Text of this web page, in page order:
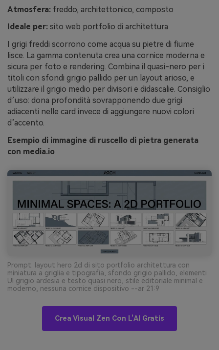
Atmosfera: freddo, architettonico, composto
Ideale per: sito web portfolio di architettura
I grigi freddi scorrono come acqua su pietre di fiume
lisce. La gamma contenuta crea una cornice moderna e
sicura per foto e rendering. Combina il quasi-nero per i
titoli con sfondi grigio pallido per un layout arioso, e
utilizzare il grigio medio per divisori e didascalie. Consiglio
d’uso: dona profondità sovrapponendo due grigi
adiacenti nelle card invece di aggiungere nuovi colori
d’accento.
Esempio di immagine di ruscello di pietra generata
con media.io
Prompt: layout hero 2d di sito portfolio architettura con
miniatura a griglia e tipografia, sfondo grigio pallido, elementi
UI grigio ardesia e testo quasi nero, stile editoriale minimal e
moderno, nessuna cornice dispositivo --ar 21:9
Crea Visual Zen Con L’AI Gratis